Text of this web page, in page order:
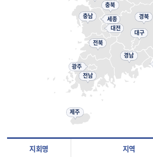
대구
광주
대전
세종
충북
충남
전북
전남
경북
경남
제주
지회명 지역